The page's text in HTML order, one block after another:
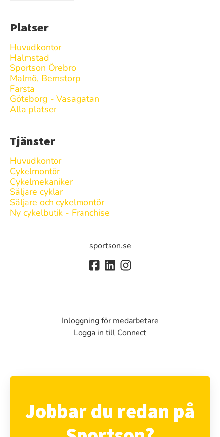
Platser
Huvudkontor
Halmstad
Sportson Örebro
Malmö, Bernstorp
Farsta
Göteborg - Vasagatan
Alla platser
Tjänster
Huvudkontor
Cykelmontör
Cykelmekaniker
Säljare cyklar
Säljare och cykelmontör
Ny cykelbutik - Franchise
sportson.se
Inloggning för medarbetare
Logga in till Connect
Jobbar du redan på